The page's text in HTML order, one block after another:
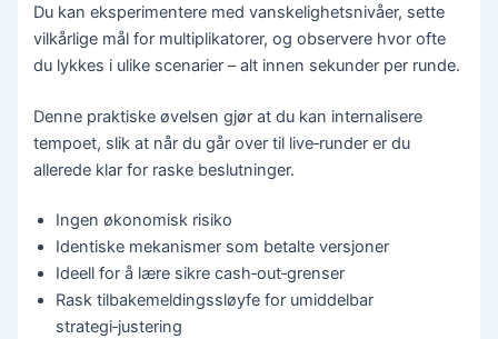
Du kan eksperimentere med vanskelighetsnivåer, sette
vilkårlige mål for multiplikatorer, og observere hvor ofte
du lykkes i ulike scenarier – alt innen sekunder per runde.
Denne praktiske øvelsen gjør at du kan internalisere
tempoet, slik at når du går over til live‑runder er du
allerede klar for raske beslutninger.
Ingen økonomisk risiko
Identiske mekanismer som betalte versjoner
Ideell for å lære sikre cash‑out‑grenser
Rask tilbakemeldingssløyfe for umiddelbar
strategi‑justering